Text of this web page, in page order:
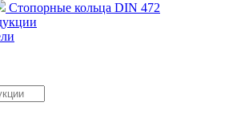
Стопорные кольца DIN 472